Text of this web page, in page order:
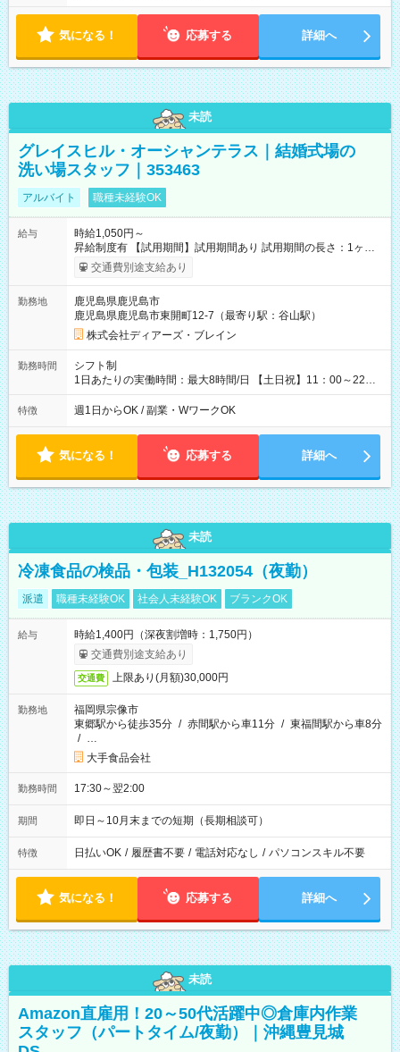
気になる！ 応募する 詳細へ
未読
グレイスヒル・オーシャンテラス｜結婚式場の
洗い場スタッフ｜353463
アルバイト 職種未経験OK
給与
時給1,050円～
昇給制度有 【試用期間】試用期間あり 試用期間の長さ：1ヶ月
雇用形態、給与は本採用時と同じです。
交通費別途支給あり
勤務地
鹿児島県鹿児島市
鹿児島県鹿児島市東開町12-7（最寄り駅：谷山駅）
株式会社ディアーズ・ブレイン
勤務時間
シフト制
1日あたりの実働時間：最大8時間/日 【土日祝】11：00～22：
00/実働6～8時間 週1～2日勤務相談可 【勤務期間】6か月以上
特徴 週1日からOK / 副業・WワークOK
気になる！ 応募する 詳細へ
未読
冷凍食品の検品・包装_H132054（夜勤）
派遣 職種未経験OK 社会人未経験OK ブランクOK
給与
時給1,400円（深夜割増時：1,750円）
交通費別途支給あり
交通費 上限あり(月額)30,000円
勤務地
福岡県宗像市
東郷駅から徒歩35分 / 赤間駅から車11分 / 東福間駅から車8分
/ …
大手食品会社
勤務時間 17:30～翌2:00
期間 即日～10月末までの短期（長期相談可）
特徴 日払いOK / 履歴書不要 / 電話対応なし / パソコンスキル不要
気になる！ 応募する 詳細へ
未読
Amazon直雇用！20～50代活躍中◎倉庫内作業
スタッフ（パートタイム/夜勤）｜沖縄豊見城